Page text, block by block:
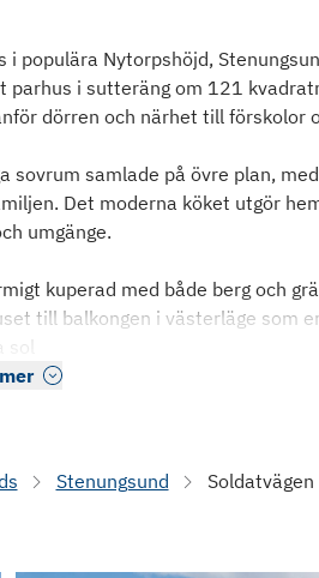
populära Nytorpshöjd,
i sutteräng om 121
dörren och närhet till förskolor
sovrum samlade på övre plan,
Det moderna köket utgör
umgänge.
kuperad med både berg och
till balkongen i västerläge som
Stenungsund Soldatvägen